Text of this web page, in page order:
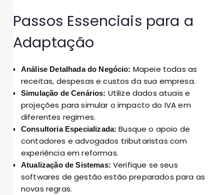
Passos Essenciais para a
Adaptação
Análise Detalhada do Negócio: Mapeie todas as
receitas, despesas e custos da sua empresa.
Simulação de Cenários: Utilize dados atuais e
projeções para simular o impacto do IVA em
diferentes regimes.
Consultoria Especializada: Busque o apoio de
contadores e advogados tributaristas com
experiência em reformas.
Atualização de Sistemas: Verifique se seus
softwares de gestão estão preparados para as
novas regras.